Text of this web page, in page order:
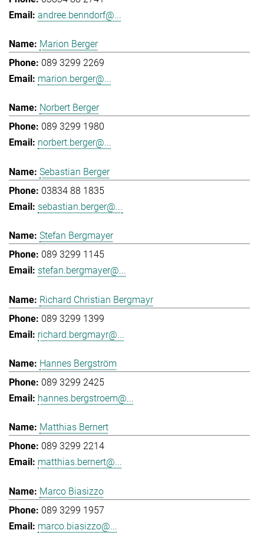
andree.benndorf@...
Marion Berger
089 3299 2269
marion.berger@...
Norbert Berger
089 3299 1980
norbert.berger@...
Sebastian Berger
03834 88 1835
sebastian.berger@...
Stefan Bergmayer
089 3299 1145
stefan.bergmayer@...
Richard Christian Bergmayr
089 3299 1399
richard.bergmayr@...
Hannes Bergström
089 3299 2425
hannes.bergstroem@...
Matthias Bernert
089 3299 2214
matthias.bernert@...
Marco Biasizzo
089 3299 1957
marco.biasizzo@...